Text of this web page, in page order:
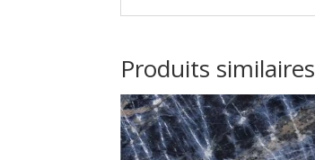
Produits similaires